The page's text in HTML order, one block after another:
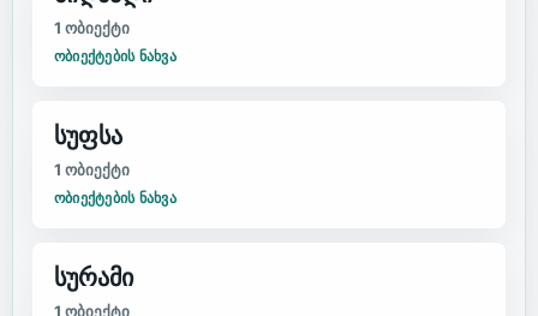
1 ობიექტი
ᲝᲑᲘᲔᲥᲢᲔᲑᲘᲡ ᲜᲐᲮᲕᲐ
სუფსა
1 ობიექტი
ᲝᲑᲘᲔᲥᲢᲔᲑᲘᲡ ᲜᲐᲮᲕᲐ
სურამი
1 ობიექტი